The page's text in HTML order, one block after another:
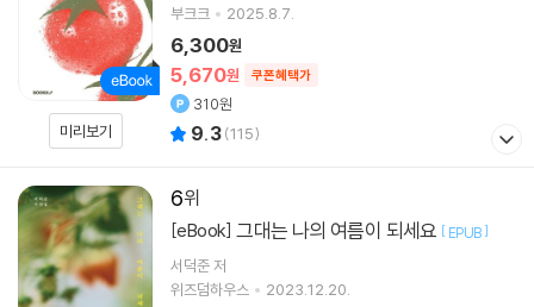
미리보기
부크크
2025.8.7.
5,670원 쿠폰혜택가
6,300원
310원
9.3(115)
6
[eBook] 그대는 나의 여름이 되세요 [ EPUB]
서덕준저
위즈덤하우스
2023.12.20.